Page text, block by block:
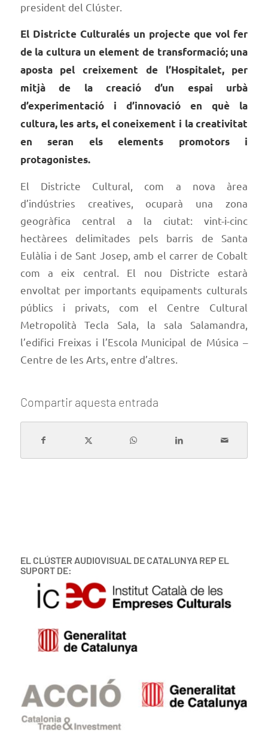
president del Clúster.
El Districte Culturalés un projecte que vol fer
de la cultura un element de transformació; una
aposta pel creixement de l’Hospitalet, per
mitjà de la creació d’un espai urbà
d’experimentació i d’innovació en què la
cultura, les arts, el coneixement i la creativitat
en seran els elements promotors i
protagonistes.
El Districte Cultural, com a nova àrea
d’indústries creatives, ocuparà una zona
geogràfica central a la ciutat: vint-i-cinc
hectàrees delimitades pels barris de Santa
Eulàlia i de Sant Josep, amb el carrer de Cobalt
com a eix central. El nou Districte estarà
envoltat per importants equipaments culturals
públics i privats, com el Centre Cultural
Metropolità Tecla Sala, la sala Salamandra,
l’edifici Freixas i l’Escola Municipal de Música –
Centre de les Arts, entre d’altres.
Compartir aquesta entrada
EL CLÚSTER AUDIOVISUAL DE CATALUNYA REP EL
SUPORT DE: